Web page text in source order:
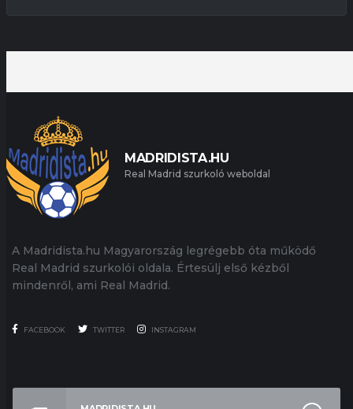
MADRIDISTA.HU
Real Madrid szurkoló weboldal
A Madridista.hu Magyarország legrégebb óta működő
Real Madrid szurkolói oldala. Értesülj első kézből
mindenről, ami Real Madrid.
FACEBOOK TWITTER INSTAGRAM